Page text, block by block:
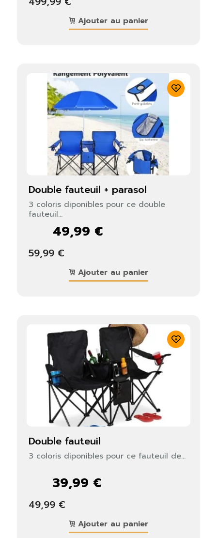
Ajouter au panier
double fauteuil + parasol
3 coloris diponibles pour ce double
fauteuil...
49,99 €
59,99 €
Ajouter au panier
double fauteuil
3 coloris diponibles pour ce fauteuil de...
39,99 €
49,99 €
Ajouter au panier